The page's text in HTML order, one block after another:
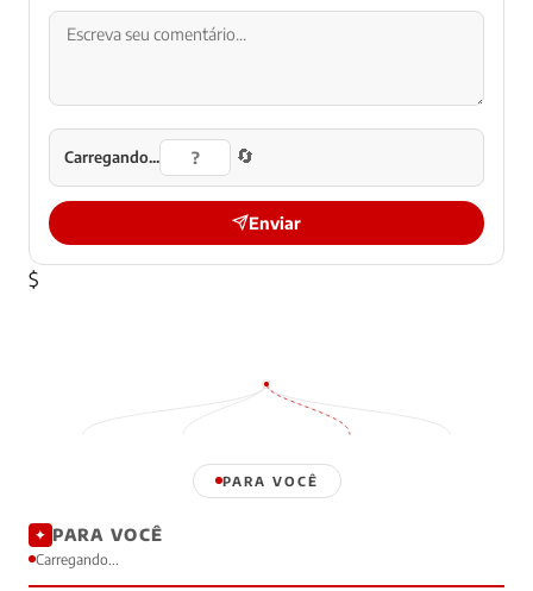
Carregando... 🔄
Enviar
$
PARA VOCÊ
✦ PARA VOCÊ
Carregando...